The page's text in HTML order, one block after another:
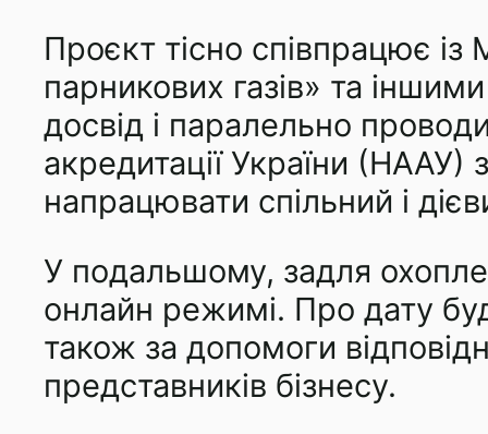
Проєкт тісно співпрацює
парникових газів» та
досвід і паралельно
акредитації України (НААУ)
напрацювати спільний і
У подальшому, задля
онлайн режимі. Про дату
також за допомоги
представників бізнесу.